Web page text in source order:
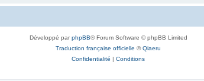
Développé parphpBB® Forum Software © phpBB Limited
Traduction française officielle ©Qiaeru
Confidentialité | Conditions